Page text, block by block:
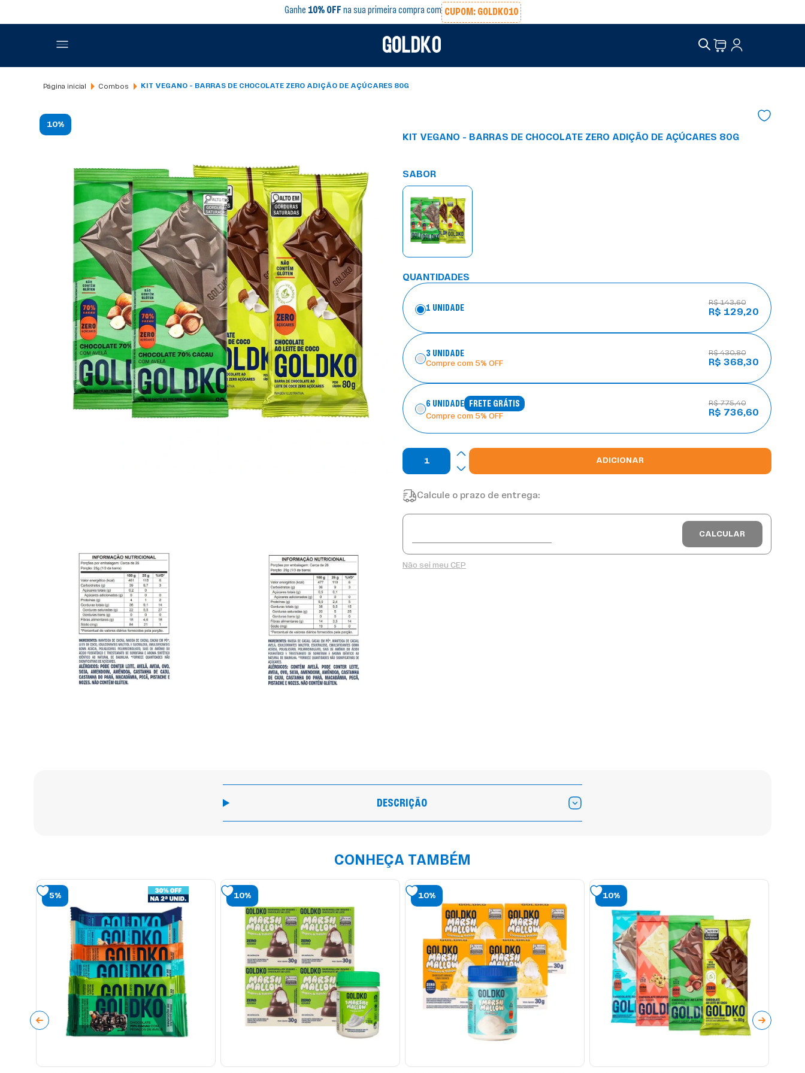
Ganhe 10% OFF na sua primeira compra com CUPOM: GOLDKO10
Combos KIT VEGANO - BARRAS DE CHOCOLATE ZERO ADIÇÃO DE AÇÚCARES 80G
10%
KIT VEGANO - BARRAS DE CHOCOLATE ZERO ADIÇÃO DE AÇÚCARES 80G
SABOR
QUANTIDADES
1 UNIDADE
R$ 143,60
R$ 129,20
3 UNIDADE
Compre com 5% OFF
R$ 430,80
R$ 368,30
6 UNIDADE FRETE GRÁTIS
Compre com 5% OFF
R$ 775,40
R$ 736,60
ADICIONAR
Calcule o prazo de entrega:
Não sei meu CEP
DESCRIÇÃO
CONHEÇA TAMBÉM
5% 10% 10% 10%